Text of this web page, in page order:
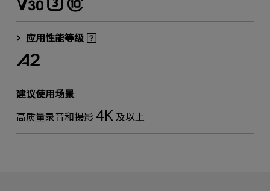
应用性能等级
建议使用场景
高质量录音和摄影 4K及以上